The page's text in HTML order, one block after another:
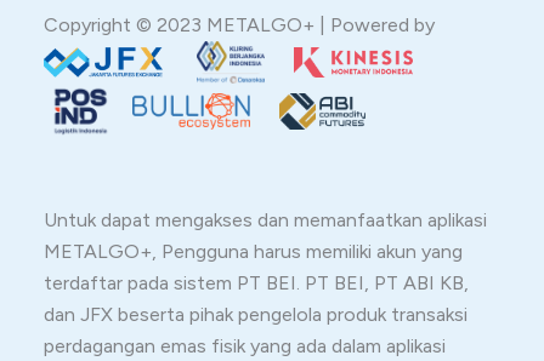
Copyright © 2023 METALGO+ | Powered by
Untuk dapat mengakses dan memanfaatkan aplikasi
METALGO+, Pengguna harus memiliki akun yang
terdaftar pada sistem PT BEI. PT BEI, PT ABI KB,
dan JFX beserta pihak pengelola produk transaksi
perdagangan emas fisik yang ada dalam aplikasi